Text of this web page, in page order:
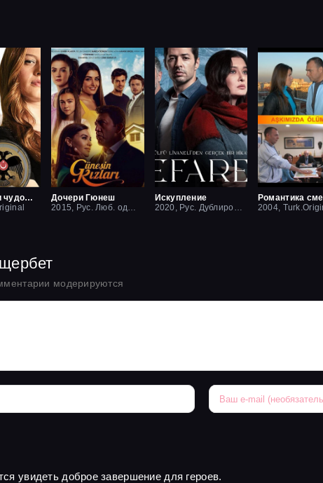
Красавица и чудовище
Дочери Гюнеш
Искупление
Романтика
2004,
модерируются
увидеть доброе завершение для героев.